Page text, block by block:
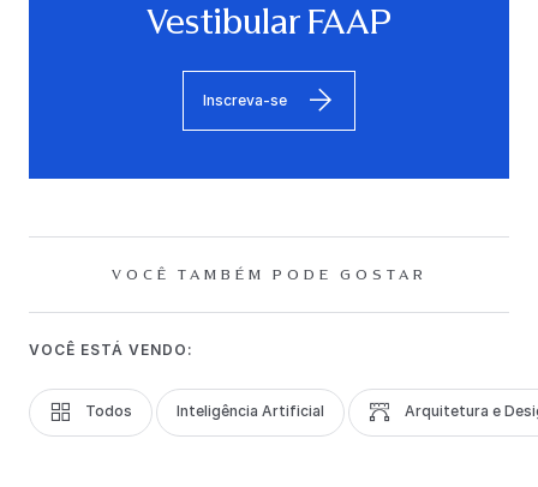
Vestibular FAAP
Inscreva-se
VOCÊ TAMBÉM PODE GOSTAR
VOCÊ ESTÁ VENDO:
Todos Inteligência Artificial Arquitetura e